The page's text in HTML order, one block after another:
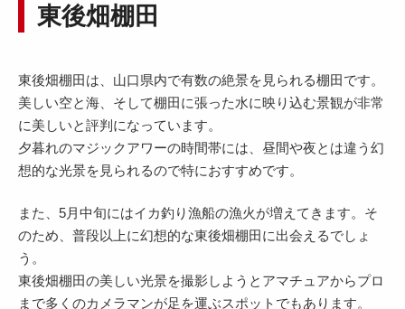
東後畑棚田
東後畑棚田は、山口県内で有数の絶景を見られる棚田です。
美しい空と海、そして棚田に張った水に映り込む景観が非常
に美しいと評判になっています。
夕暮れのマジックアワーの時間帯には、昼間や夜とは違う幻
想的な光景を見られるので特におすすめです。
また、5月中旬にはイカ釣り漁船の漁火が増えてきます。そ
のため、普段以上に幻想的な東後畑棚田に出会えるでしょ
う。
東後畑棚田の美しい光景を撮影しようとアマチュアからプロ
まで多くのカメラマンが足を運ぶスポットでもあります。